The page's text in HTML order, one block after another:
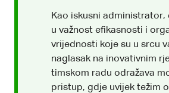
Kao iskusni administrator,
u važnost efikasnosti i
vrijednosti koje su u srcu
naglasak na inovativnim
timskom radu odražava
pristup, gdje uvijek težim